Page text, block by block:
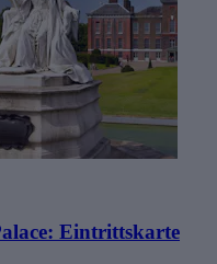
Eintrittskarte